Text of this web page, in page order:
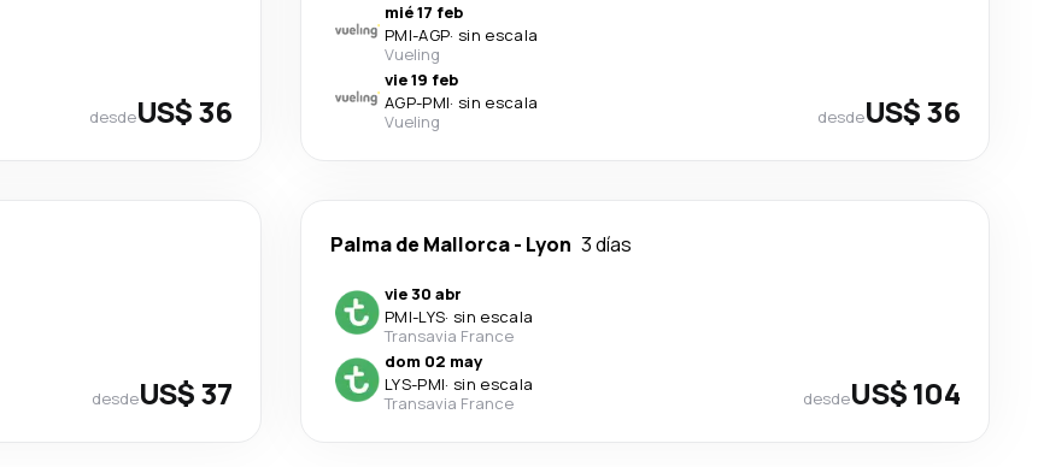
desdeUS$ 36
mié 17 feb
PMI-AGP· sin escala
Vueling
vie 19 feb
AGP-PMI· sin escala
Vueling
desdeUS$ 36
desdeUS$ 37
Palma de Mallorca- Lyon 3 días
vie 30 abr
PMI-LYS· sin escala
Transavia France
dom 02 may
LYS-PMI· sin escala
Transavia France
desdeUS$ 104